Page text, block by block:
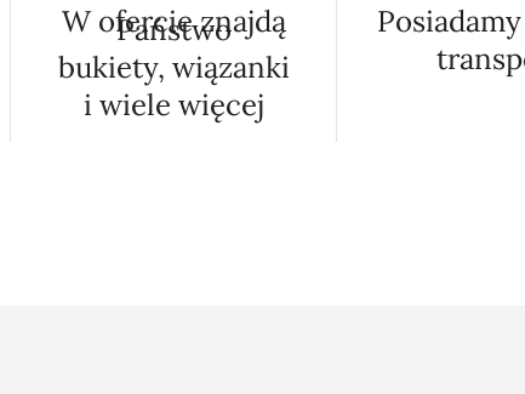
W ofercie znajdą
Państwo
bukiety, wiązanki
i wiele więcej